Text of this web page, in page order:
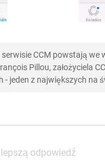
CCM powstają we
Pillou, założyciela
- jeden z największych na
odpowiedź